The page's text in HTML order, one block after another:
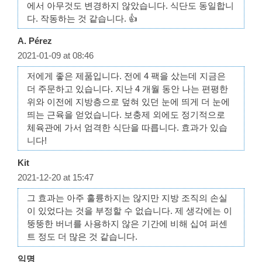
에서 아무것도 변경하지 않았습니다. 식단도 동일합니
다. 작동하는 것 같습니다. 👍
A. Pérez
2021-01-09 at 08:46
저에게 좋은 제품입니다. 전에 4 팩을 샀는데 지금은
더 주문하고 있습니다. 지난 4 개월 동안 나는 편평한
위와 이전에 지방층으로 덮혀 있던 눈에 띄게 더 눈에
띄는 근육을 얻었습니다. 보충제 외에도 정기적으로
체육관에 가서 엄격한 식단을 따릅니다. 효과가 있습
니다!
Kit
2021-12-20 at 15:47
그 효과는 아주 훌륭하지는 않지만 지방 조직의 손실
이 있었다는 것을 부정할 수 없습니다. 제 생각에는 이
뚱뚱한 버너를 사용하지 않은 기간에 비해 십여 퍼센
트 정도 더 많은 것 같습니다.
익명